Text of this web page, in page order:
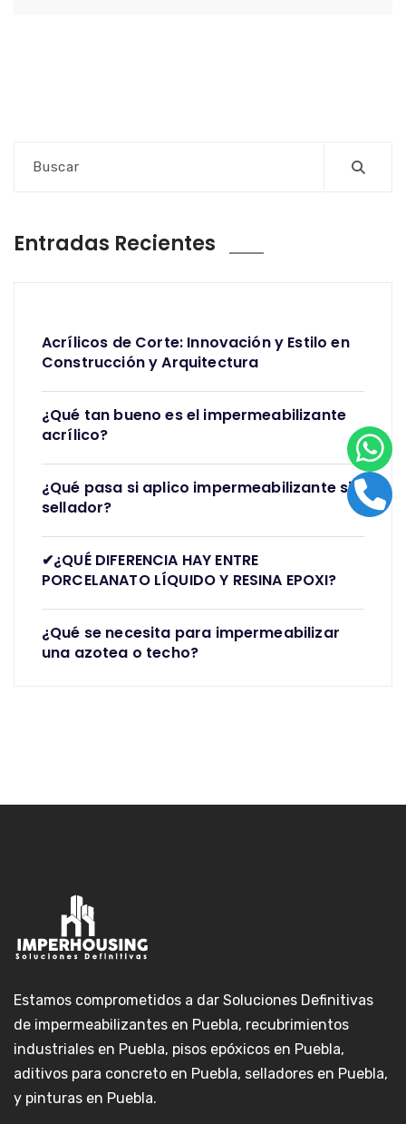
Entradas Recientes
Acrílicos de Corte: Innovación y Estilo en
Construcción y Arquitectura
¿Qué tan bueno es el impermeabilizante
acrílico?
¿Qué pasa si aplico impermeabilizante sin
sellador?
✔¿QUÉ DIFERENCIA HAY ENTRE
PORCELANATO LÍQUIDO Y RESINA EPOXI?
¿Qué se necesita para impermeabilizar
una azotea o techo?
Estamos comprometidos a dar Soluciones Definitivas
de impermeabilizantes en Puebla, recubrimientos
industriales en Puebla, pisos epóxicos en Puebla,
aditivos para concreto en Puebla, selladores en Puebla,
y pinturas en Puebla.